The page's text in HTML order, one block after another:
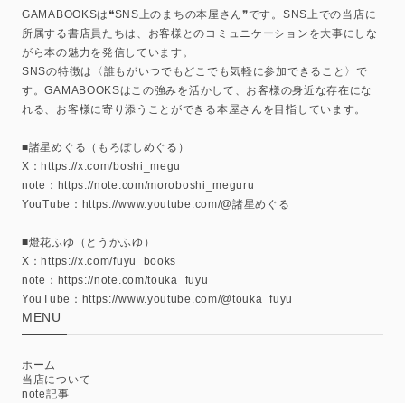
GAMABOOKSは❝SNS上のまちの本屋さん❞です。SNS上での当店に
所属する書店員たちは、お客様とのコミュニケーションを大事にしな
がら本の魅力を発信しています。
SNSの特徴は〈誰もがいつでもどこでも気軽に参加できること〉で
す。GAMABOOKSはこの強みを活かして、お客様の身近な存在にな
れる、お客様に寄り添うことができる本屋さんを目指しています。
■諸星めぐる（もろぼしめぐる）
X：https://x.com/boshi_megu
note：https://note.com/moroboshi_meguru
YouTube：https://www.youtube.com/@諸星めぐる
■燈花ふゆ（とうかふゆ）
X：https://x.com/fuyu_books
note：https://note.com/touka_fuyu
YouTube：https://www.youtube.com/@touka_fuyu
MENU
ホーム
当店について
note記事